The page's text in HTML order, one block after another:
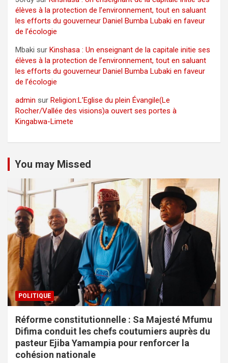
élèves à la protection de l’environnement, tout en saluant
les efforts du gouverneur Daniel Bumba Lubaki en faveur
de l’écologie
Mbaki sur Kinshasa : Un enseignant de la capitale initie ses
élèves à la protection de l’environnement, tout en saluant
les efforts du gouverneur Daniel Bumba Lubaki en faveur
de l’écologie
admin sur Religion:L’Eglise du plein Évangile(Le
Rocher/Vallée des visions)a ouvert ses portes à
Kingabwa-Limete
You may Missed
POLITIQUE
Réforme constitutionnelle : Sa Majesté Mfumu
Difima conduit les chefs coutumiers auprès du
pasteur Ejiba Yamampia pour renforcer la
cohésion nationale